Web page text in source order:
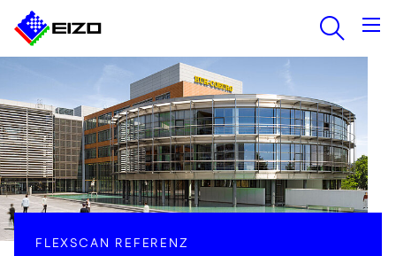
FLEXSCAN REFERENZ